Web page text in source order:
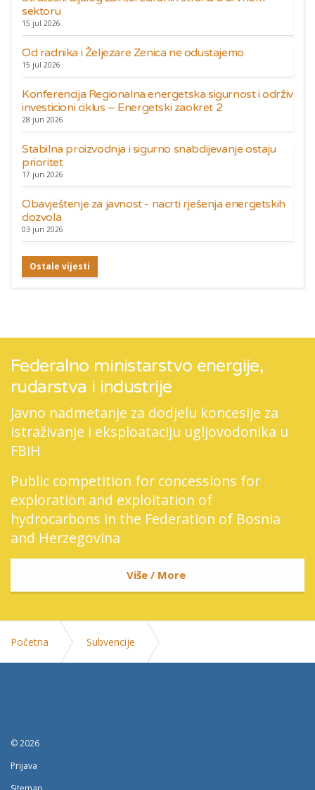
sektoru
15 jul 2026
Od radnika i Željezare Zenica ne odustajemo
15 jul 2026
Konferencija Regionalna energetska sigurnost i održiv
investicioni ciklus – Energetski zaokret 2
28 jun 2026
Stabilna proizvodnja i sigurno snabdijevanje ostaju
prioritet
17 jun 2026
Obavještenje za javnost - nacrti rješenja energetskih
dozvola
03 jun 2026
Ostale vijesti
Federalno ministarstvo energije,
rudarstva i industrije
Javno nadmetanje za dodjelu koncesije za
istraživanje i eksploataciju ugljovodonika u
FBiH
Public competition for concessions for
exploration and exploitation of
hydrocarbons in the Federation of Bosnia
and Herzegovina
Više / More
Početna Subvencije
© 2026
Prijava